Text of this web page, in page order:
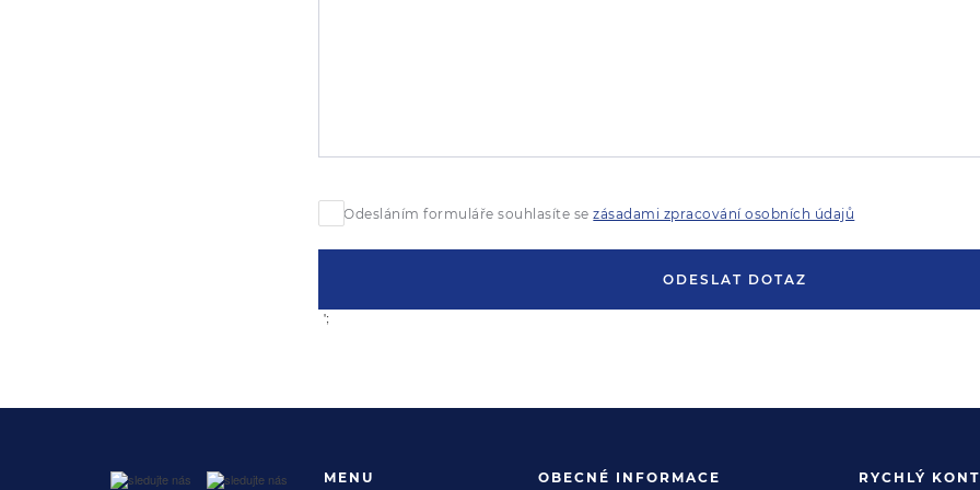
Odesláním formuláře souhlasíte sezásadami zpracování osobních údajů
ODESLAT DOTAZ
';
MENU OBECNÉ INFORMACE RYCHLÝ